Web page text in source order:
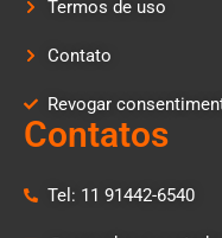
Termos de uso
Contato
Revogar
Contatos
Tel: 11 91442-6540